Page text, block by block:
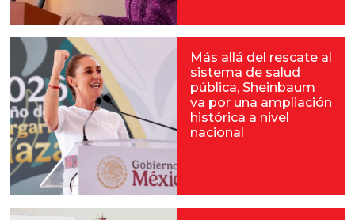
Más allá del rescate al
sistema de salud
pública, Sheinbaum
va por una ampliación
histórica a nivel
nacional